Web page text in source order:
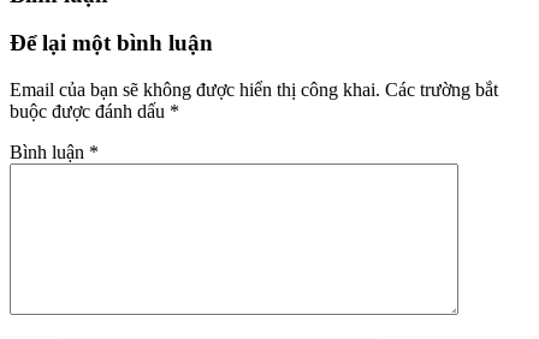
Để lại một bình luận
Email của bạn sẽ không được hiển thị công khai. Các trường bắt
buộc được đánh dấu *
Bình luận *